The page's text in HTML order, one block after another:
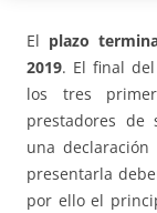
El plazo
2019. El final
los tres
prestadores de
una
presentarla
por ello el